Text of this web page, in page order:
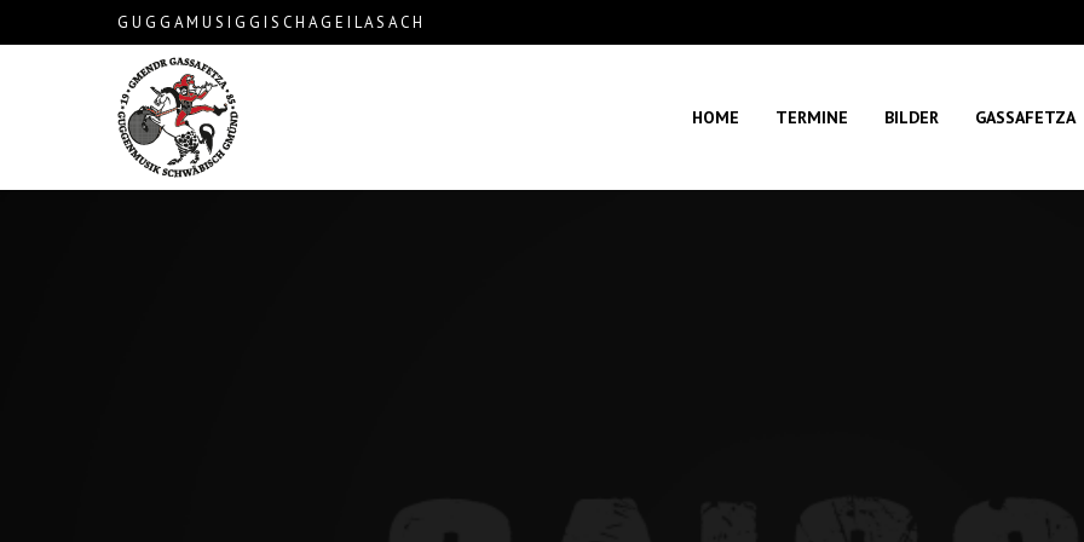
G U G G A M U S I G G I S C H A G E I L A S A C H
HOME TERMINE BILDER GASSAFETZA